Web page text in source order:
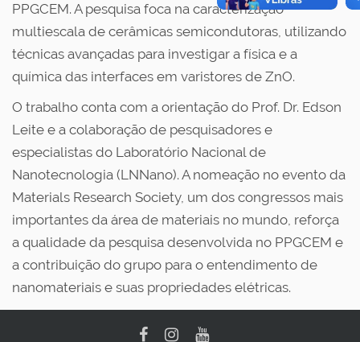
PPGCEM. A pesquisa foca na caracterização
multiescala de cerâmicas semicondutoras, utilizando
técnicas avançadas para investigar a física e a
química das interfaces em varistores de ZnO.
O trabalho conta com a orientação do Prof. Dr. Edson
Leite e a colaboração de pesquisadores e
especialistas do Laboratório Nacional de
Nanotecnologia (LNNano). A nomeação no evento da
Materials Research Society, um dos congressos mais
importantes da área de materiais no mundo, reforça
a qualidade da pesquisa desenvolvida no PPGCEM e
a contribuição do grupo para o entendimento de
nanomateriais e suas propriedades elétricas.